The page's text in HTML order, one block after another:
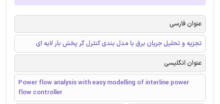
عنوان فارسی
تجزیه و تحلیل جریان برق با مدل بندی کنترل گر پخش بار لایه ای
عنوان انگلیسی
Power flow analysis with easy modelling of interline power
flow controller